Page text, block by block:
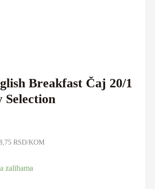
Breakfast Čaj 20/1
RSD/KOM
zalihama